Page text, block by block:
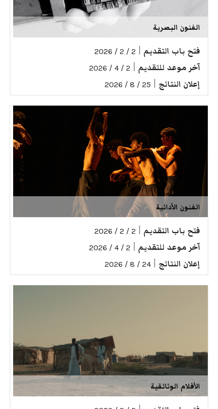
الفنون البصرية
فتح باب التقديم 2 / 2 / 2026
آخر موعد للتقديم 2 / 4 / 2026
إعلان النتائج 25 / 8 / 2026
الفنون الأدائية
فتح باب التقديم 2 / 2 / 2026
آخر موعد للتقديم 2 / 4 / 2026
إعلان النتائج 24 / 8 / 2026
الأفلام الوثائقية